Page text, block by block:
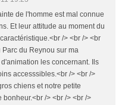
de l'homme est mal connue
Et leur attitude au moment du
/> <br /> <br
Parc du Reynou sur ma
les concernant. Ils
accesssibles.<br /> <br />
chiens et notre petite
bonheur.<br /> <br /> <br />